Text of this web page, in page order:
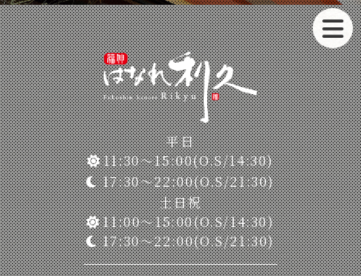
平日
11:30～15:00(O.S/14:30)
17:30～22:00(O.S/21:30)
土日祝
11:00～15:00(O.S/14:30)
17:30～22:00(O.S/21:30)